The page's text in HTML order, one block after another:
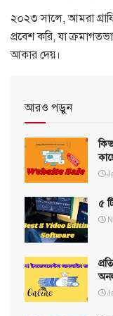
২০২৩ সালে, আমরা
প্রবেশ করি, যা
আকার দেয়।
আরও পড়ুন
৫